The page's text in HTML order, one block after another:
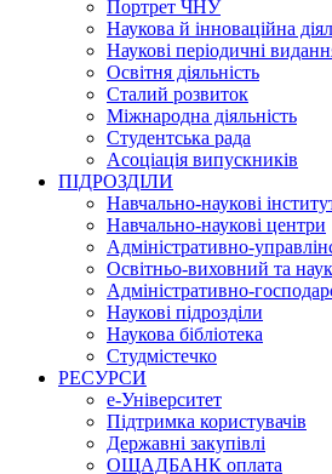
Портрет ЧНУ
Наукова й інноваційна
Наукові періодичні
Освітня діяльність
Сталий розвиток
Міжнародна діяльність
Студентська рада
Асоціація випускників
ПІДРОЗДІЛИ
Навчально-наукові
Навчально-наукові центри
Адміністративно-
Освітньо-виховний та
Адміністративно-
Наукові підрозділи
Наукова бібліотека
Студмістечко
РЕСУРСИ
е-Університет
Підтримка користувачів
Державні закупівлі
ОЩАДБАНК оплата